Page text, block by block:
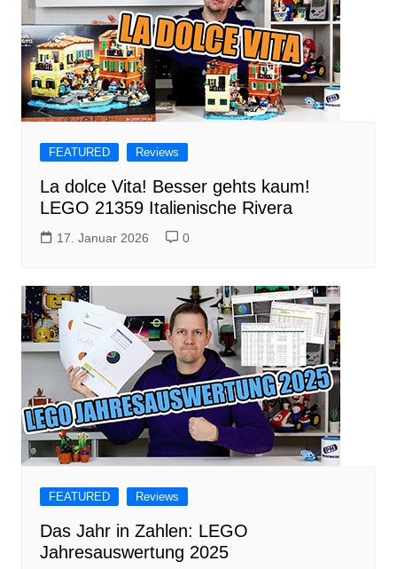
FEATURED Reviews
La dolce Vita! Besser gehts kaum!
LEGO 21359 Italienische Rivera
17. Januar 2026 0
FEATURED Reviews
Das Jahr in Zahlen: LEGO
Jahresauswertung 2025